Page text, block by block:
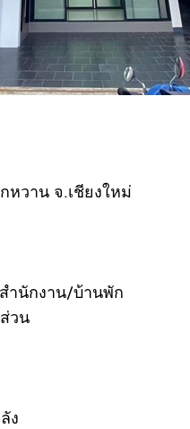
หวาน จ.เชียงใหม่
ำนักงาน/บ้านพัก
วน
ง